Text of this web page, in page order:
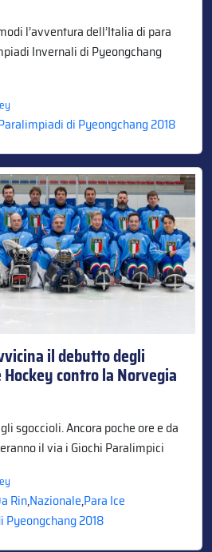
l’avventura dell’Italia di para
Invernali di Pyeongchang
di Pyeongchang 2018
il debutto degli
contro la Norvegia
sgoccioli. Ancora poche ore e da
il via i Giochi Paralimpici
Rin,Nazionale,Para Ice
2018